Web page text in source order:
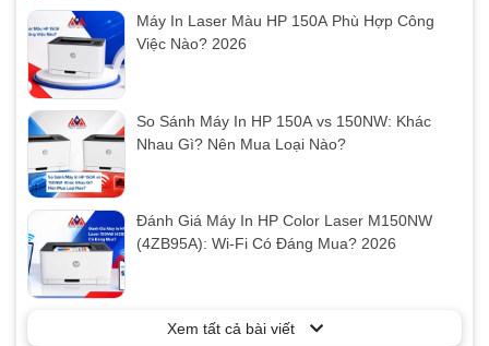
Máy In Laser Màu HP 150A Phù Hợp Công
Việc Nào? 2026
So Sánh Máy In HP 150A vs 150NW: Khác
Nhau Gì? Nên Mua Loại Nào?
Đánh Giá Máy In HP Color Laser M150NW
(4ZB95A): Wi-Fi Có Đáng Mua? 2026
Xem tất cả bài viết